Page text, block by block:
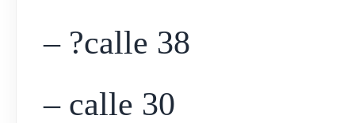
– ?calle 38
– calle 30